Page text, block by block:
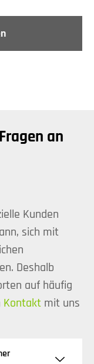
an
Kunden
sich mit
Deshalb
auf häufig
Kontakt mit uns